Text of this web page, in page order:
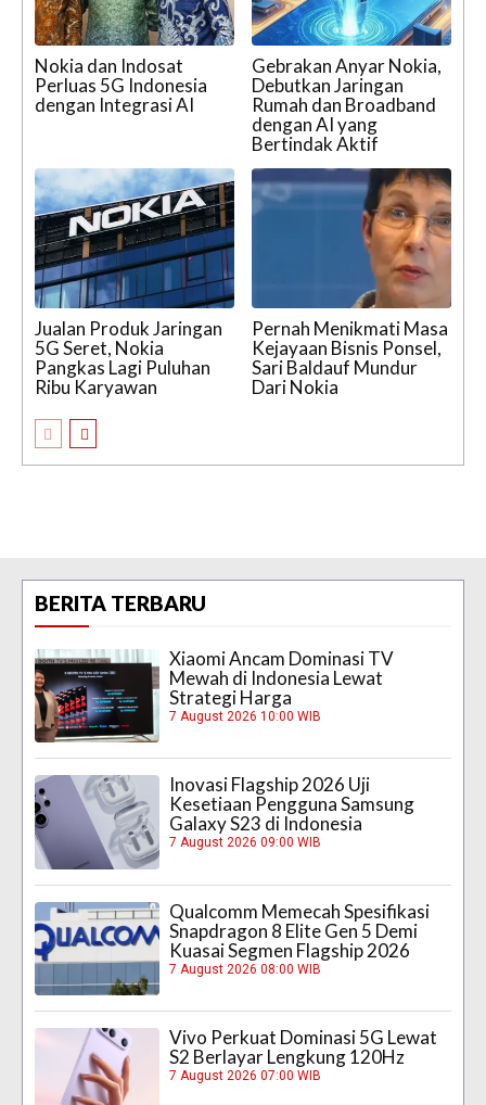
Nokia dan Indosat
Perluas 5G Indonesia
dengan Integrasi AI
Gebrakan Anyar Nokia,
Debutkan Jaringan
Rumah dan Broadband
dengan AI yang
Bertindak Aktif
Jualan Produk Jaringan
5G Seret, Nokia
Pangkas Lagi Puluhan
Ribu Karyawan
Pernah Menikmati Masa
Kejayaan Bisnis Ponsel,
Sari Baldauf Mundur
Dari Nokia
BERITA TERBARU
Xiaomi Ancam Dominasi TV
Mewah di Indonesia Lewat
Strategi Harga
7 August 2026 10:00 WIB
Inovasi Flagship 2026 Uji
Kesetiaan Pengguna Samsung
Galaxy S23 di Indonesia
7 August 2026 09:00 WIB
Qualcomm Memecah Spesifikasi
Snapdragon 8 Elite Gen 5 Demi
Kuasai Segmen Flagship 2026
7 August 2026 08:00 WIB
Vivo Perkuat Dominasi 5G Lewat
S2 Berlayar Lengkung 120Hz
7 August 2026 07:00 WIB